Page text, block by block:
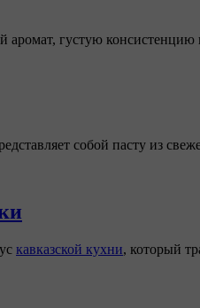
густую консистенцию
собой пасту из
кавказской кухни, который